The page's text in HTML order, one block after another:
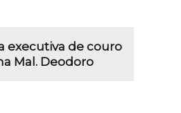
executiva de couro
Mal. Deodoro